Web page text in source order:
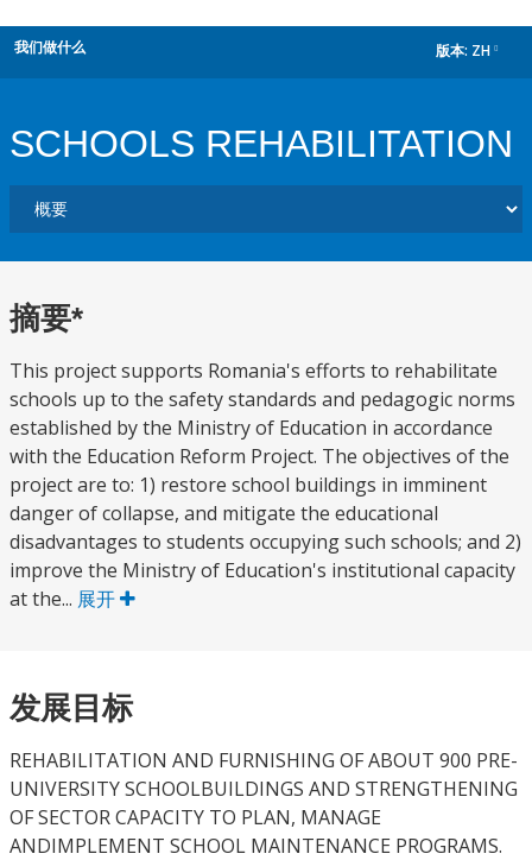
我们做什么 版本: ZH
SCHOOLS REHABILITATION
摘要*
This project supports Romania's efforts to rehabilitate
schools up to the safety standards and pedagogic norms
established by the Ministry of Education in accordance
with the Education Reform Project. The objectives of the
project are to: 1) restore school buildings in imminent
danger of collapse, and mitigate the educational
disadvantages to students occupying such schools; and 2)
improve the Ministry of Education's institutional capacity
at the... 展开
发展目标
REHABILITATION AND FURNISHING OF ABOUT 900 PRE-
UNIVERSITY SCHOOLBUILDINGS AND STRENGTHENING
OF SECTOR CAPACITY TO PLAN, MANAGE
ANDIMPLEMENT SCHOOL MAINTENANCE PROGRAMS.